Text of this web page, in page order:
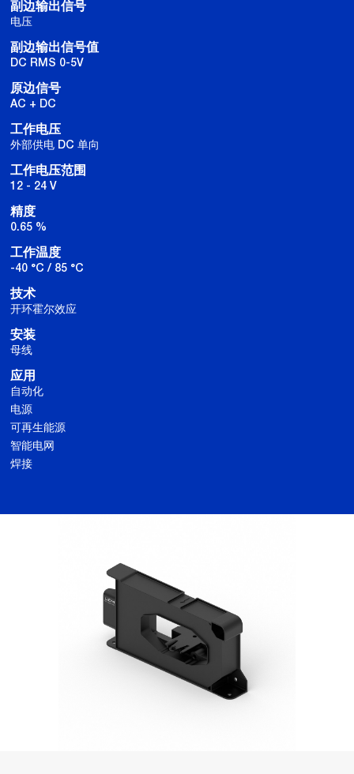
副边输出信号
电压
副边输出信号值
DC RMS 0-5V
原边信号
AC + DC
工作电压
外部供电 DC 单向
工作电压范围
12 - 24 V
精度
0.65 %
工作温度
-40 °C / 85 °C
技术
开环霍尔效应
安装
母线
应用
自动化
电源
可再生能源
智能电网
焊接